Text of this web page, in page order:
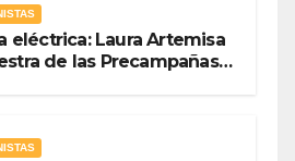
eléctrica: Laura Artemisa
de las Precampañas